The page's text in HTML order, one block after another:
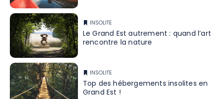
INSOLITE
Le Grand Est autrement : quand l’art
rencontre la nature
INSOLITE
Top des hébergements insolites en
Grand Est !